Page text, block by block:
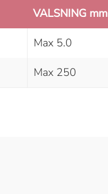
VALSNING mm
Max 5.0
Max 250